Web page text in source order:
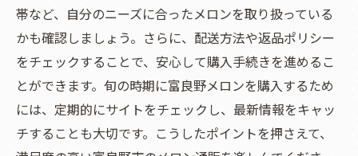
お取り寄せメロンの注文方法
地域限定のメロンセットの紹介
富良野市のメロンを使った全国のグルメイ
ベント
富良野市のメロンを楽しむための全国のお
すすめスポット
帯など、自分のニーズに合ったメロンを取り扱っている
かも確認しましょう。さらに、配送方法や返品ポリシー
をチェックすることで、安心して購入手続きを進めるこ
とができます。旬の時期に富良野メロンを購入するため
には、定期的にサイトをチェックし、最新情報をキャッ
チすることも大切です。こうしたポイントを押さえて、